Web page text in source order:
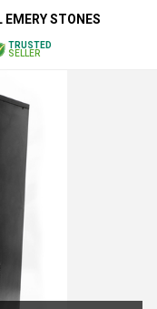
EMERY STONES
TRUSTED
SELLER